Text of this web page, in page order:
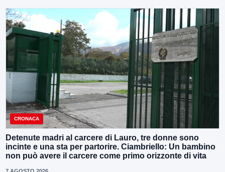
CRONACA
Detenute madri al carcere di Lauro, tre donne sono
incinte e una sta per partorire. Ciambriello: Un bambino
non può avere il carcere come primo orizzonte di vita
7 AGOSTO 2026